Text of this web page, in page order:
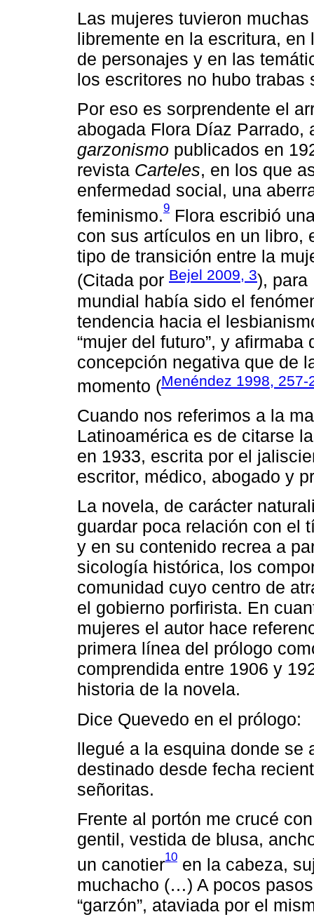
Las mujeres tuvieron
libremente en la escritura,
de personajes y en las
los escritores no hubo trabas
Por eso es sorprendente el
abogada Flora Díaz
garzonismo publicados en
revista Carteles, en los que
enfermedad social, una
feminismo.9 Flora escribió
con sus artículos en un libro,
tipo de transición entre la
(Citada por Bejel 2009, 3), para
mundial había sido el
tendencia hacia el
“mujer del futuro”, y
concepción negativa que de
momento (Menéndez 1998, 257-
Cuando nos referimos a la
Latinoamérica es de citarse
en 1933, escrita por el
escritor, médico, abogado y
La novela, de carácter
guardar poca relación con el
y en su contenido recrea a
sicología histórica, los
comunidad cuyo centro de
el gobierno porfirista. En
mujeres el autor hace
primera línea del prólogo
comprendida entre 1906 y
historia de la novela.
Dice Quevedo en el prólogo:
llegué a la esquina donde se
destinado desde fecha
señoritas.
Frente al portón me crucé
gentil, vestida de blusa,
un canotier10 en la cabeza,
muchacho (…) A pocos
“garzón”, ataviada por el